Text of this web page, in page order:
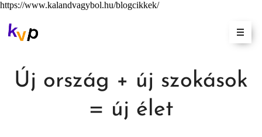
https://www.kalandvagybol.hu/blogcikkek/
Új ország + új szokások
= új élet